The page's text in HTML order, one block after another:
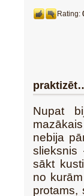
Rating:
Nupat
nebija
slieksnis
sākt
no
protams,